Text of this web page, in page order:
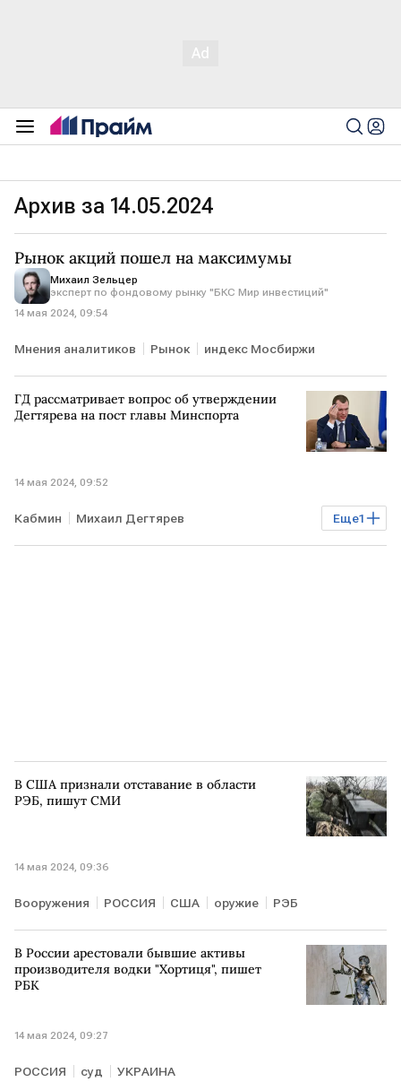
Архив за 14.05.2024
Рынок акций пошел на максимумы
Михаил Зельцер
эксперт по фондовому рынку "БКС Мир инвестиций"
14 мая 2024, 09:54
Мнения аналитиков Рынок индекс Мосбиржи
ГД рассматривает вопрос об утверждении
Дегтярева на пост главы Минспорта
14 мая 2024, 09:52
Еще1
Кабмин Михаил Дегтярев
Вячеслав Володин Госдума
В США признали отставание в области
РЭБ, пишут СМИ
14 мая 2024, 09:36
Вооружения РОССИЯ США оружие РЭБ
В России арестовали бывшие активы
производителя водки "Хортиця", пишет
РБК
14 мая 2024, 09:27
РОССИЯ суд УКРАИНА